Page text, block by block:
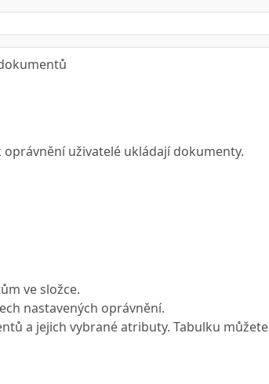
uživatelé ukládají dokumenty.
ve složce.
nastavených oprávnění.
a jejich vybrané atributy. Tabulku můžete